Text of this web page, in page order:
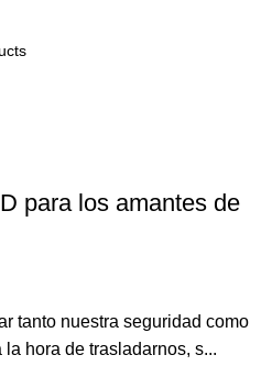
para los amantes de
tanto nuestra seguridad como
hora de trasladarnos, s...